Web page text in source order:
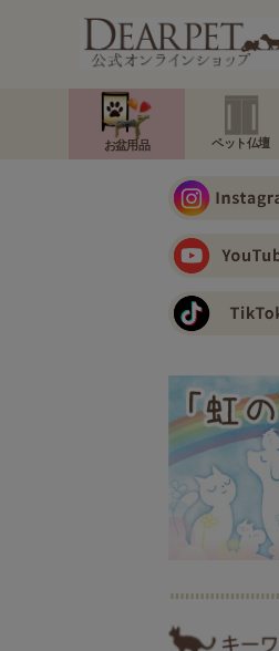
お盆用品 ペット仏壇